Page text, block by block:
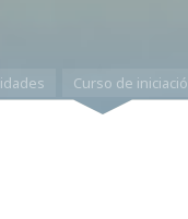
Curso de